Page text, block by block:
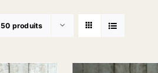
50 produits